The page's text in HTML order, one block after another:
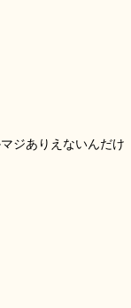
ジありえないんだけ